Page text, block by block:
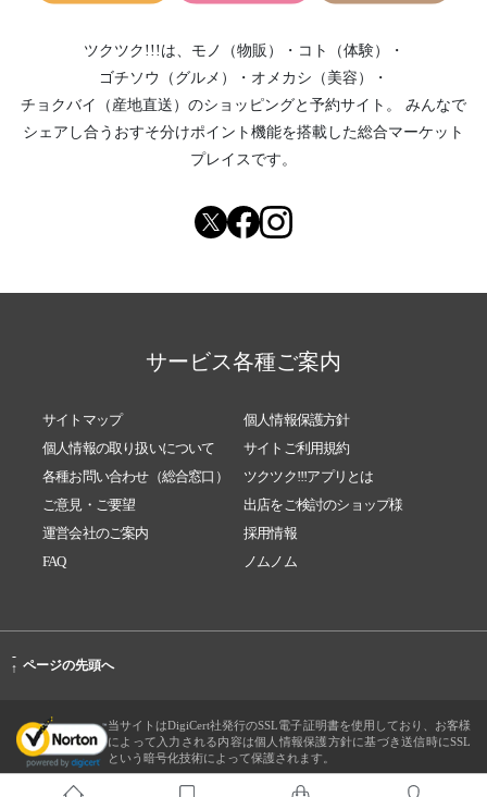
ツクツク!!!は、 モノ（物販） ・ コト（体験）
・
ゴチソウ（グルメ）
・ オメカシ（美容）
・
チョクバイ（産地直送） のショッピングと予約サイト。
みんなで
シェアし合う おすそ分けポイント機能を搭載した総合マーケット
プレイスです。
サービス各種ご案内
サイトマップ
個人情報保護方針
個人情報の取り扱いについて
サイトご利用規約
各種お問い合わせ（総合窓口）
ツクツク!!!アプリとは
ご意見・ご要望
出店をご検討のショップ様
運営会社のご案内
採用情報
FAQ
ノムノム
-
↑ ページの先頭へ
当サイトはDigiCert社発行のSSL電子証明書を使用しており、お客様
によって入力される内容は個人情報保護方針に基づき送信時にSSL
という暗号化技術によって保護されます。